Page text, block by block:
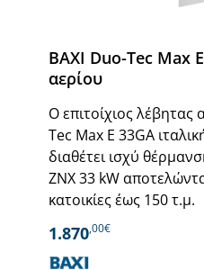
BAXI Duo-Tec Max
αερίου
Ο επιτοίχιος
Tec Max E 33GA
διαθέτει ισχύ
ΖΝΧ 33 kW
κατοικίες έως 150 τ.μ.
1.870,00€